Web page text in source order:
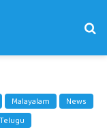
Malayalam
News
Telugu